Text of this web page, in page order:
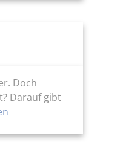
Doch
Darauf gibt